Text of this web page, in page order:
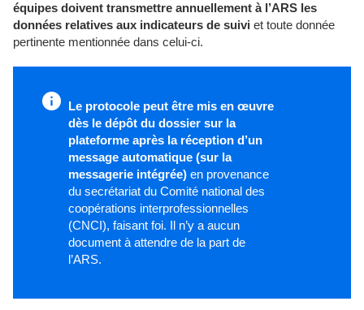
équipes doivent transmettre annuellement à l’ARS les
données relatives aux indicateurs de suivi et toute donnée
pertinente mentionnée dans celui-ci.
Le protocole peut être mis en œuvre
dès le dépôt du dossier sur la
plateforme après la réception d’un
message automatique (sur la
messagerie intégrée) en provenance
du secrétariat du Comité national des
coopérations interprofessionnelles
(CNCI), faisant foi. Il n’y a aucun
document à attendre de la part de
l’ARS.